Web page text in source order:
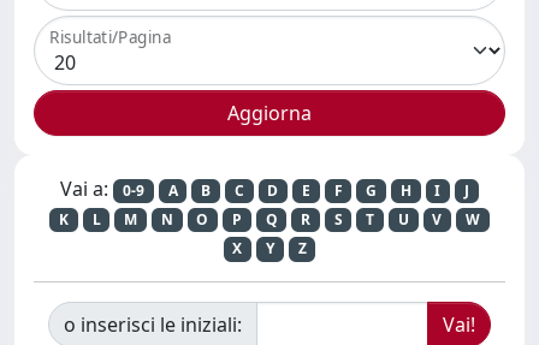
Risultati/Pagina
Vai a: 0-9 A B C D E F G H I
J
K
L M N O P Q R S T U V
W
X
Y Z
o inserisci le iniziali: